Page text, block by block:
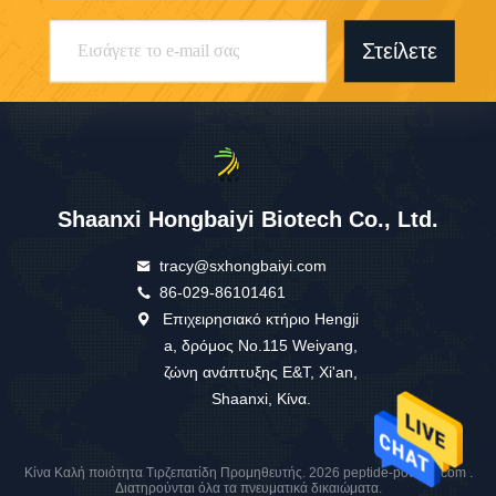
Στείλετε
Shaanxi Hongbaiyi Biotech Co., Ltd.
tracy@sxhongbaiyi.com
86-029-86101461
Επιχειρησιακό κτήριο Hengji
a, δρόμος No.115 Weiyang,
ζώνη ανάπτυξης E&T, Xi'an,
Shaanxi, Κίνα.
Κίνα Καλή ποιότητα Τιρζεπατίδη Προμηθευτής. 2026 peptide-powder.com .
Διατηρούνται όλα τα πνευματικά δικαιώματα.